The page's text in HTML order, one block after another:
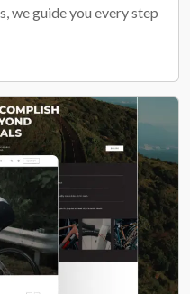
we guide you every step